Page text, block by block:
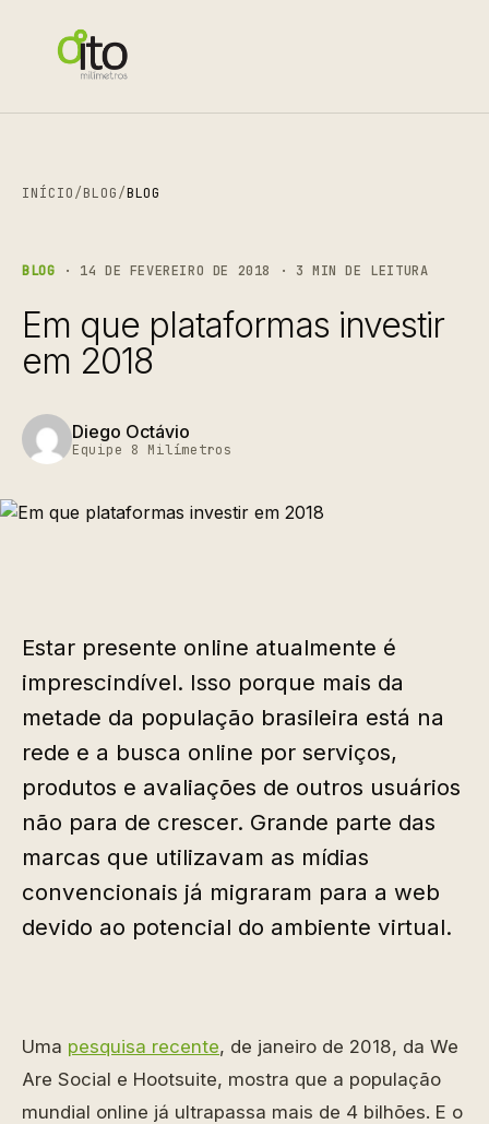
INÍCIO/BLOG/BLOG
BLOG · 14 DE FEVEREIRO DE 2018 · 3 MIN DE LEITURA
Em que plataformas investir
em 2018
Diego Octávio
Equipe 8 Milímetros
Estar presente online atualmente é
imprescindível. Isso porque mais da
metade da população brasileira está na
rede e a busca online por serviços,
produtos e avaliações de outros usuários
não para de crescer. Grande parte das
marcas que utilizavam as mídias
convencionais já migraram para a web
devido ao potencial do ambiente virtual.
Uma pesquisa recente, de janeiro de 2018, da We
Are Social e Hootsuite, mostra que a população
mundial online já ultrapassa mais de 4 bilhões. E o